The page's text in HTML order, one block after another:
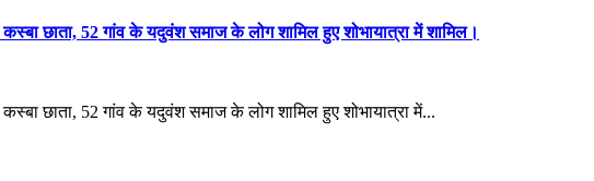
कस्बा छाता, 52 गांव के यदुवंश समाज के लोग शामिल हुए शोभायात्रा में शामिल।
कस्बा छाता, 52 गांव के यदुवंश समाज के लोग शामिल हुए शोभायात्रा में...